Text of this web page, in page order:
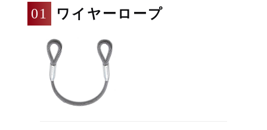
ワイヤーロープ